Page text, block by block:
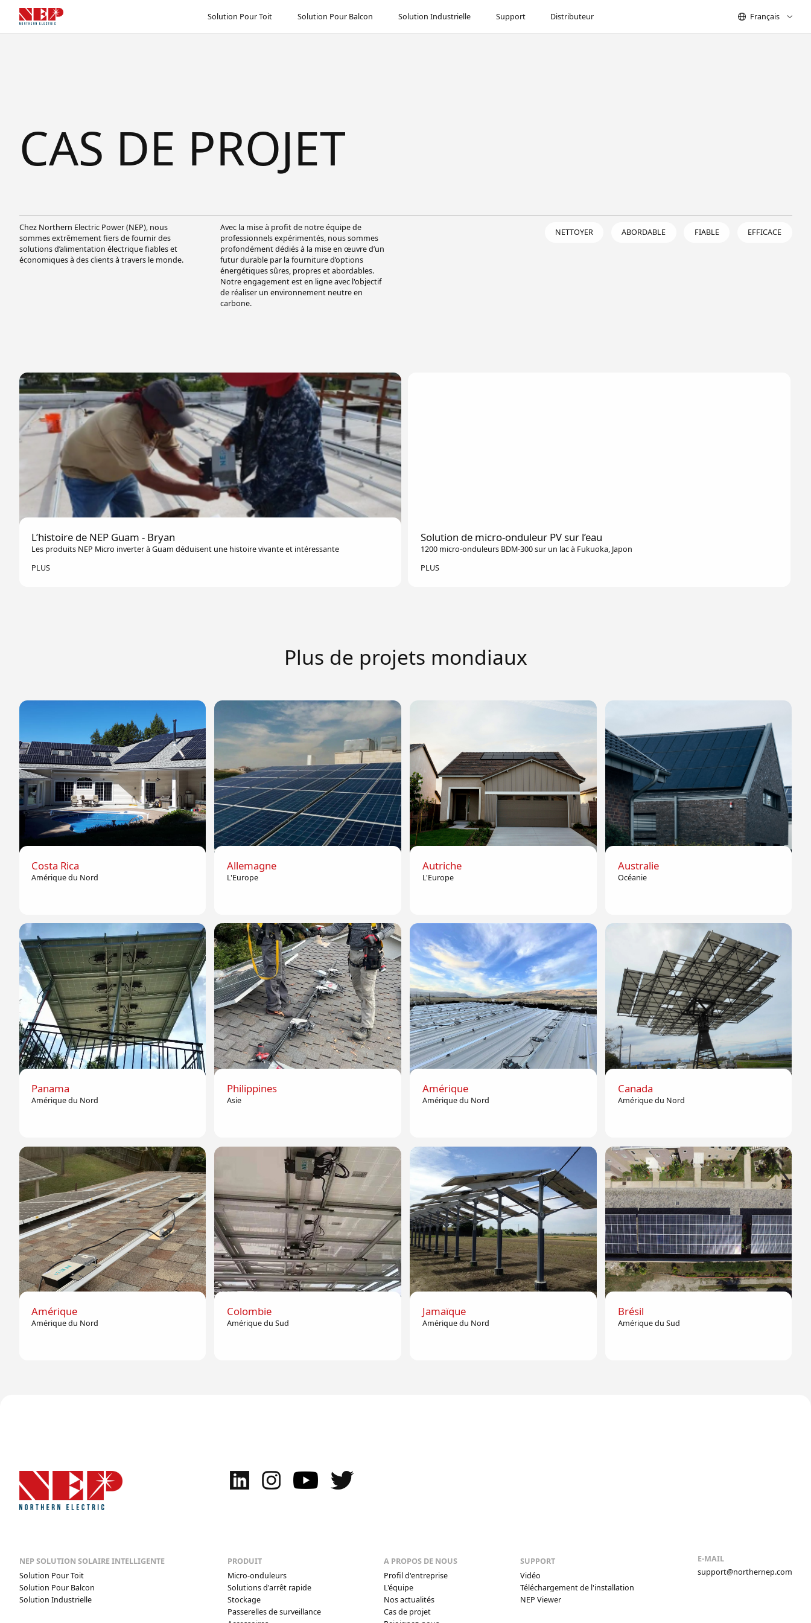
Français
Solution Pour Toit Solution Pour Balcon Solution Industrielle Support Distributeur
CAS DE PROJET
Chez Northern Electric Power (NEP), nous
sommes extrêmement fiers de fournir des
solutions d’alimentation électrique fiables et
économiques à des clients à travers le monde.
Avec la mise à profit de notre équipe de
professionnels expérimentés, nous sommes
profondément dédiés à la mise en œuvre d’un
futur durable par la fourniture d’options
énergétiques sûres, propres et abordables.
Notre engagement est en ligne avec l'objectif
de réaliser un environnement neutre en
carbone.
NETTOYER ABORDABLE FIABLE EFFICACE
L’histoire de NEP Guam - Bryan
Les produits NEP Micro inverter à Guam déduisent une histoire vivante et intéressante
PLUS
Solution de micro-onduleur PV sur l’eau
1200 micro-onduleurs BDM-300 sur un lac à Fukuoka, Japon
PLUS
Plus de projets mondiaux
Costa Rica
Amérique du Nord
Allemagne
L'Europe
Autriche
L'Europe
Australie
Océanie
Panama
Amérique du Nord
Philippines
Asie
Amérique
Amérique du Nord
Canada
Amérique du Nord
Amérique
Amérique du Nord
Colombie
Amérique du Sud
Jamaïque
Amérique du Nord
Brésil
Amérique du Sud
NEP SOLUTION SOLAIRE INTELLIGENTE
Solution Pour Toit
Solution Pour Balcon
Solution Industrielle
PRODUIT
Micro-onduleurs
Solutions d'arrêt rapide
Stockage
Passerelles de surveillance
A PROPOS DE NOUS
Profil d'entreprise
L'équipe
Nos actualités
Cas de projet
SUPPORT
Vidéo
Téléchargement de l'installation
NEP Viewer
E-MAIL
support@northernep.com